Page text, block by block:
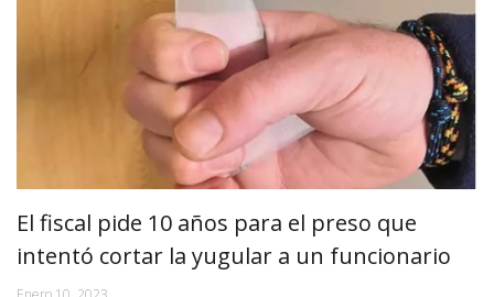
El fiscal pide 10 años para el preso que
intentó cortar la yugular a un funcionario